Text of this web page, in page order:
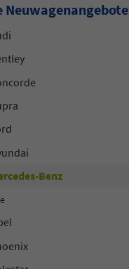
Neuwagenangebote
Benz